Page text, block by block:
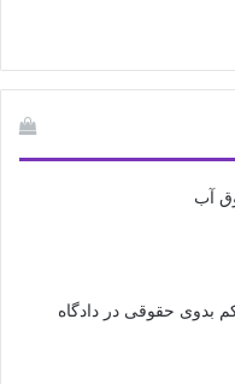
آب
بدوی حقوقی در دادگاه